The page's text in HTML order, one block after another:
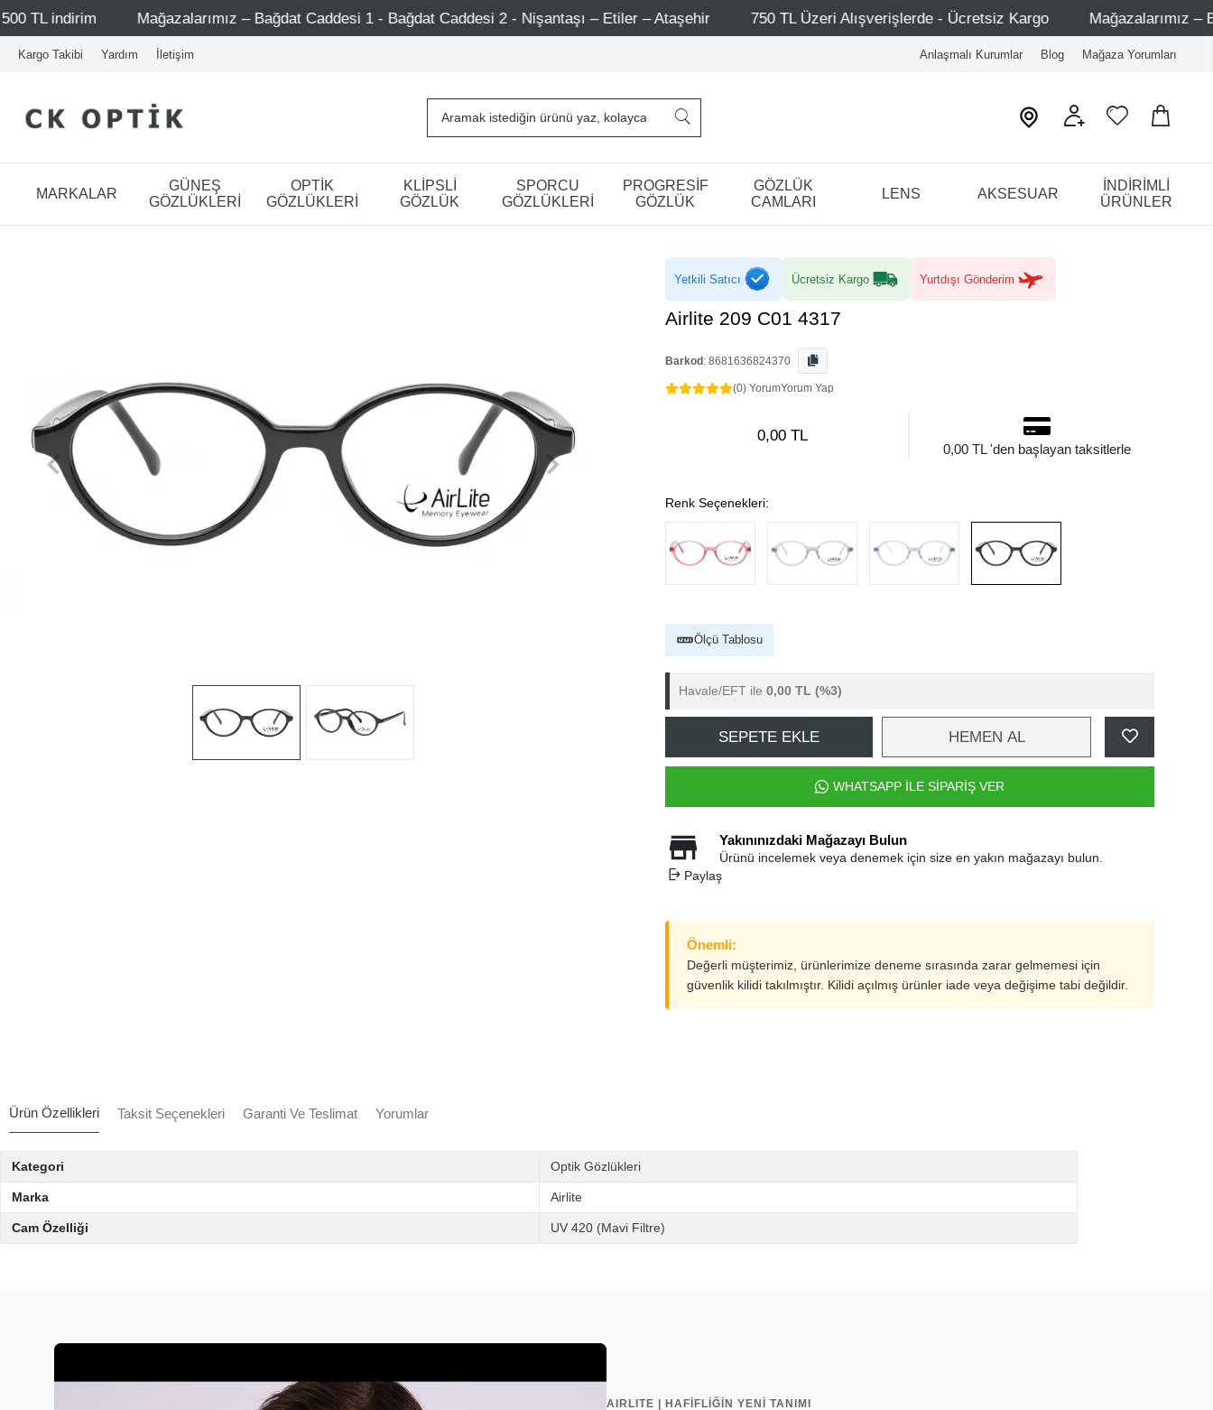
Mağazalarımız – Bağdat Caddesi 1 - Bağdat Caddesi 2 - Nişantaşı – Etiler – Ataşehir 750 TL Üzeri Alışverişlerde - Ücretsiz Kargo Mağazalarımız – Bağdat Caddesi 1
Kargo Takibi Yardım İletişim Anlaşmalı Kurumlar Blog Mağaza Yorumları
MARKALAR
GÜNEŞ
GÖZLÜKLERİ
OPTİK
GÖZLÜKLERİ
KLİPSLİ
GÖZLÜK
SPORCU
GÖZLÜKLERİ
PROGRESİF
GÖZLÜK
GÖZLÜK
CAMLARI
LENS AKSESUAR
İNDİRİMLİ
ÜRÜNLER
Yetkili Satıcı Ücretsiz Kargo Yurtdışı Gönderim
Airlite 209 C01 4317
Barkod : 8681636824370
(0) YorumYorum Yap
0,00 TL
0,00 TL 'den başlayan taksitlerle
Renk Seçenekleri:
Ölçü Tablosu
Havale/EFT ile 0,00 TL (%3)
SEPETE EKLE HEMEN AL
WHATSAPP İLE SİPARİŞ VER
Yakınınızdaki Mağazayı Bulun
Ürünü incelemek veya denemek için size en yakın mağazayı bulun.
Paylaş
Önemli:
Değerli müşterimiz, ürünlerimize deneme sırasında zarar gelmemesi için
güvenlik kilidi takılmıştır. Kilidi açılmış ürünler iade veya değişime tabi değildir.
Ürün Özellikleri Taksit Seçenekleri Garanti Ve Teslimat Yorumlar
Kategori Optik Gözlükleri
Marka Airlite
Cam Özelliği UV 420 (Mavi Filtre)
AIRLITE | HAFİFLİĞİN YENİ TANIMI